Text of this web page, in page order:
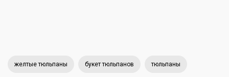
желтые тюльпаны букет тюльпанов тюльпаны